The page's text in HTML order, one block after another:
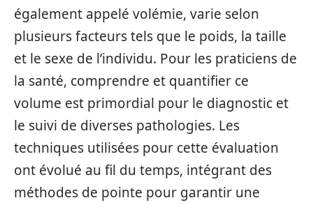
également appelé volémie, varie selon
plusieurs facteurs tels que le poids, la taille
et le sexe de l’individu. Pour les praticiens de
la santé, comprendre et quantifier ce
volume est primordial pour le diagnostic et
le suivi de diverses pathologies. Les
techniques utilisées pour cette évaluation
ont évolué au fil du temps, intégrant des
méthodes de pointe pour garantir une